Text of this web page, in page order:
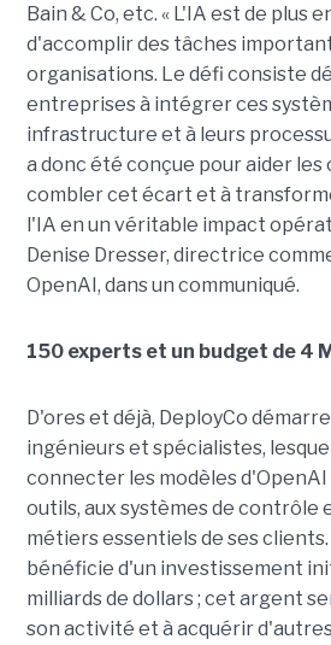
Bain & Co, etc. « L'IA est de plus
d'accomplir des tâches
organisations. Le défi consiste
entreprises à intégrer ces
infrastructure et à leurs
a donc été conçue pour aider les
combler cet écart et à
l'IA en un véritable impact
Denise Dresser, directrice
OpenAI, dans un communiqué.
150 experts et un budget de 4
D'ores et déjà, DeployCo
ingénieurs et spécialistes,
connecter les modèles d'OpenAI
outils, aux systèmes de contrôle
métiers essentiels de ses clients.
bénéficie d'un investissement
milliards de dollars ; cet argent
son activité et à acquérir